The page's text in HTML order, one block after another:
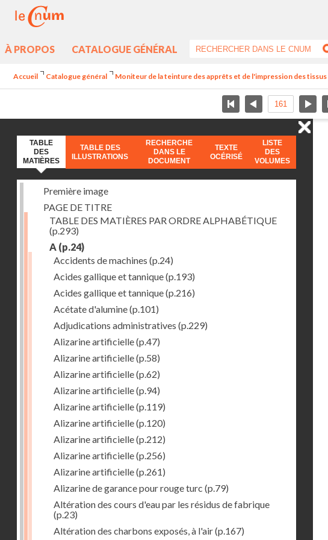
À PROPOS CATALOGUE GÉNÉRAL
Accueil Catalogue général Moniteur de la teinture des apprêts et de l'impression des tissus
TABLE
DES
MATIÈRES
TABLE DES
ILLUSTRATIONS
RECHERCHE
DANS LE
DOCUMENT
TEXTE
OCÉRISÉ
LISTE
DES
VOLUMES
Première image
PAGE DE TITRE
TABLE DES MATIÈRES PAR ORDRE ALPHABÉTIQUE
(p.293)
A (p.24)
Accidents de machines (p.24)
Acides gallique et tannique(p.193)
Acides gallique et tannique(p.216)
Acétate d'alumine(p.101)
Adjudications administratives (p.229)
Alizarine artificielle(p.47)
Alizarine artificielle(p.58)
Alizarine artificielle(p.62)
Alizarine artificielle(p.94)
Alizarine artificielle(p.119)
Alizarine artificielle(p.120)
Alizarine artificielle(p.212)
Alizarine artificielle(p.256)
Alizarine artificielle(p.261)
Alizarine de garance pour rouge turc (p.79)
Altération des cours d'eau par les résidus de fabrique
(p.23)
Altération des charbons exposés, à l'air(p.167)